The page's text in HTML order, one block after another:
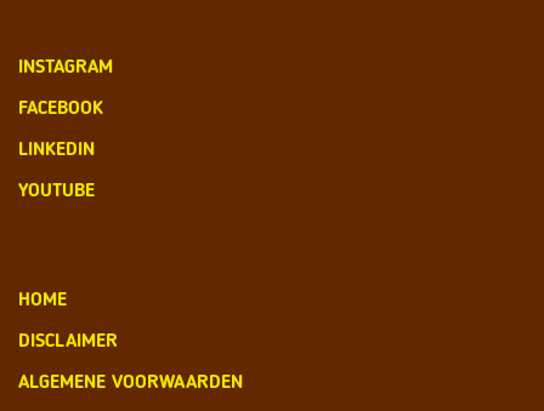
INSTAGRAM
FACEBOOK
LINKEDIN
YOUTUBE
HOME
DISCLAIMER
ALGEMENE VOORWAARDEN